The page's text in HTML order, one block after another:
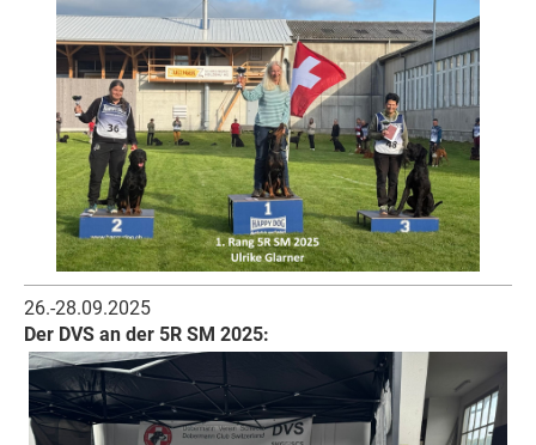
26.-28.09.2025
Der DVS an der 5R SM 2025: